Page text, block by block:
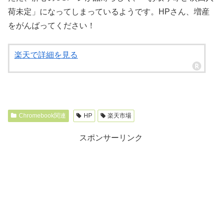
荷未定」になってしまっているようです。HPさん、増産
をがんばってください！
楽天で詳細を見る
Chromebook関連 HP 楽天市場
スポンサーリンク